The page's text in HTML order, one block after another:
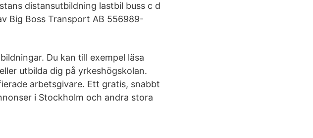
distansutbildning lastbil buss c d
Big Boss Transport AB 556989-
Du kan till exempel läsa
utbilda dig på yrkeshögskolan.
arbetsgivare. Ett gratis, snabbt
i Stockholm och andra stora